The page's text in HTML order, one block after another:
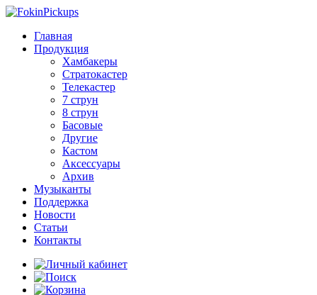
Главная
Продукция
Хамбакеры
Стратокастер
Телекастер
7 струн
8 струн
Басовые
Другие
Кастом
Аксессуары
Архив
Музыканты
Поддержка
Новости
Статьи
Контакты